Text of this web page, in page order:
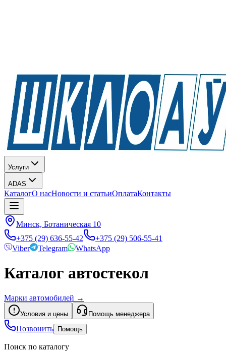
Услуги
ADAS
КаталогО насНовости и статьиОплатаКонтакты
Минск, Ботаническая 10
+375 (29) 636-55-42
+375 (29) 506-55-41
Viber
Telegram WhatsApp
Каталог автостекол
Марки автомобилей →
Условия и цены Помощь менеджера
Позвонить Помощь
Поиск по каталогу